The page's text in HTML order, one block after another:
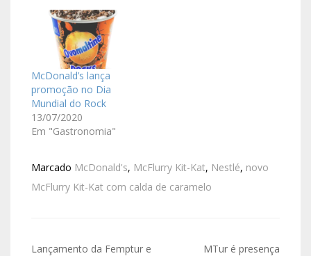
McDonald’s lança
promoção no Dia
Mundial do Rock
13/07/2020
Em "Gastronomia"
Marcado McDonald's, McFlurry Kit-Kat, Nestlé, novo
McFlurry Kit-Kat com calda de caramelo
Lançamento da Femptur e
MTur é presença